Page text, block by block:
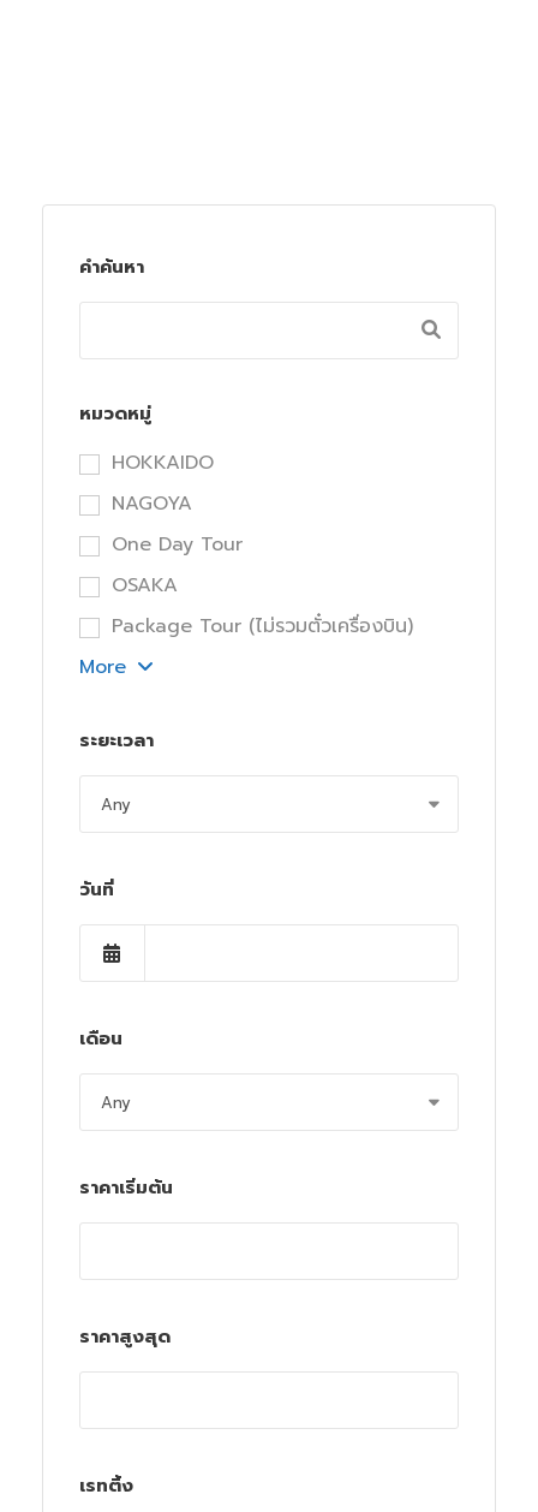
คำค้นหา
หมวดหมู่
HOKKAIDO
NAGOYA
One Day Tour
OSAKA
Package Tour (ไม่รวมตั๋วเครื่องบิน)
More
ระยะเวลา
วันที่
เดือน
ราคาเริ่มต้น
ราคาสูงสุด
เรทติ้ง